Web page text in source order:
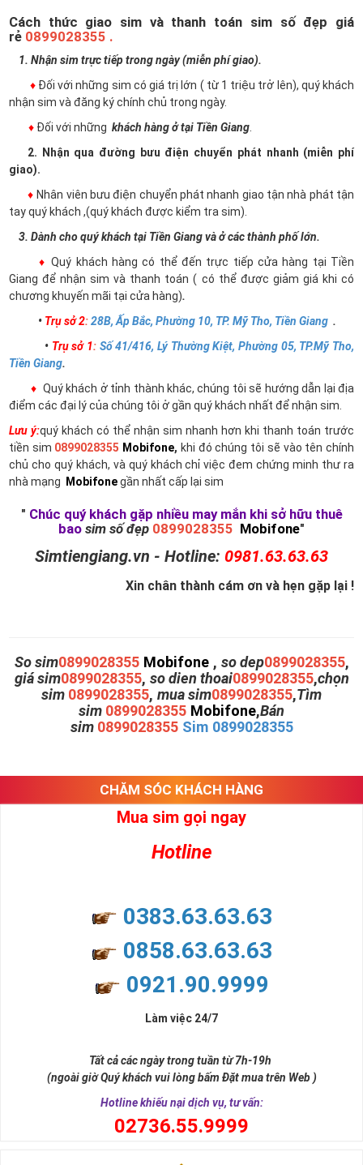
Cách thức giao sim và thanh toán sim số đẹp giá
rẻ 0899028355 .
1. Nhận sim trực tiếp trong ngày (miễn phí giao).
♦ Đối với những sim có giá trị lớn ( từ 1 triệu trở lên), quý khách
nhận sim và đăng ký chính chủ trong ngày.
♦ Đối với những khách hàng ở tại Tiền Giang
2. Nhận qua đường bưu điện chuyển phát nhanh (miễn phí
giao).
♦ Nhân viên bưu điện chuyển phát nhanh giao tận nhà phát tận
tay quý khách ,(quý khách được kiểm tra sim).
3. Dành cho quý khách tại Tiền Giang và ở các thành phố lớn.
♦ Quý khách hàng có thể đến trực tiếp cửa hàng tại Tiền
Giang để nhận sim và thanh toán ( có thể được giảm giá khi có
chương khuyến mãi tại cửa hàng).
• Trụ sở 2:28B, Ấp Bắc, Phường 10, TP. Mỹ Tho, Tiền Giang .
• Trụ sở 1: Số 41/416, Lý Thường Kiệt, Phường 05, TP.Mỹ Tho,
Tiền Giang.
♦ Quý khách ở tỉnh thành khác, chúng tôi sẽ hướng dẫn lại địa
điểm các đại lý của chúng tôi ở gần quý khách nhất để nhận sim.
Lưu ý:quý khách có thể nhận sim nhanh hơn khi thanh toán trước
tiền sim 0899028355 Mobifone, khi đó chúng tôi sẽ vào tên chính
chủ cho quý khách, và quý khách chỉ việc đem chứng minh thư ra
nhà mạng
Mobifonegần nhất cấp lại sim
" Chúc quý khách gặp nhiều may mắn khi sở hữu thuê
bao sim số đẹp 0899028355 Mobifone"
Simtiengiang.vn - Hotline: 0981.63.63.63
Xin chân thành cám ơn và hẹn gặp lại !
So sim0899028355 Mobifone , so dep0899028355,
giá sim0899028355, so dien thoai0899028355,chọn
sim 0899028355, mua sim0899028355,Tìm
sim 0899028355 Mobifone,Bán
sim 0899028355 Sim 0899028355
CHĂM SÓC KHÁCH HÀNG
Mua sim gọi ngay
Hotline
0383.63.63.63
0858.63.63.63
0921.90.9999
Làm việc 24/7
Tất cả các ngày trong tuần từ 7h-19h
(ngoài giờ Quý khách vui lòng bấm Đặt mua trên Web )
Hotline khiếu nại dịch vụ, tư vấn:
02736.55.9999